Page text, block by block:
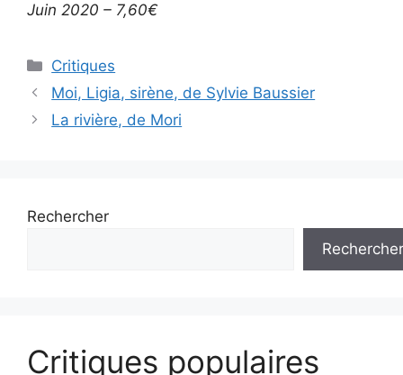
Juin 2020 – 7,60€
Critiques
Moi, Ligia, sirène, de Sylvie Baussier
La rivière, de Mori
Rechercher
Rechercher
Critiques populaires